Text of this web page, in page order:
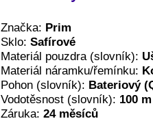
Značka: Prim
Sklo: Safírové
Materiál pouzdra (slovník):
Materiál náramku/řemínku:
Pohon (slovník): Bateriový
Vodotěsnost (slovník): 100 m
Záruka: 24 měsíců